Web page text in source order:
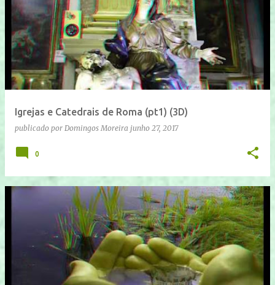
Igrejas e Catedrais de Roma (pt1) (3D)
publicado por Domingos Moreira junho 27, 2017
0